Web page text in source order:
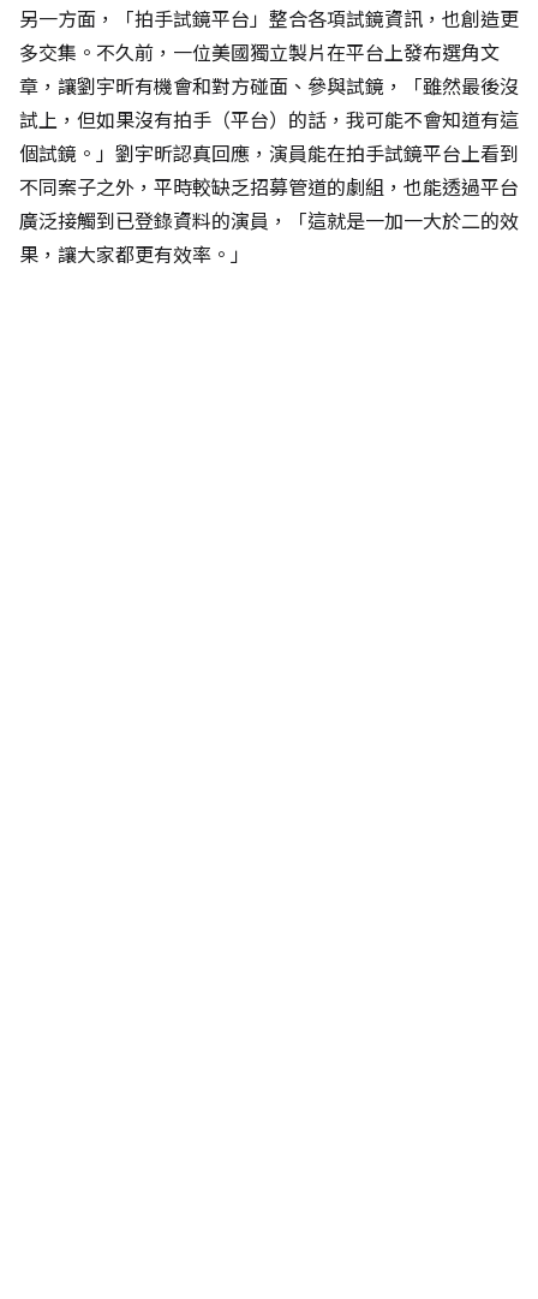
另一方面，「拍手試鏡平台」整合各項試鏡資訊，也創造更
多交集。不久前，一位美國獨立製片在平台上發布選角文
章，讓劉宇昕有機會和對方碰面、參與試鏡，「雖然最後沒
試上，但如果沒有拍手（平台）的話，我可能不會知道有這
個試鏡。」劉宇昕認真回應，演員能在拍手試鏡平台上看到
不同案子之外，平時較缺乏招募管道的劇組，也能透過平台
廣泛接觸到已登錄資料的演員，「這就是一加一大於二的效
果，讓大家都更有效率。」